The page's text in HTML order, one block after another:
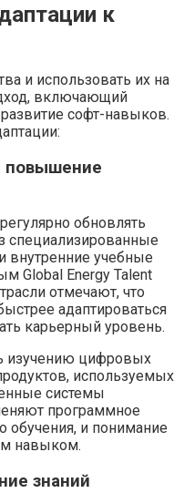
к
и использовать их на
включающий
софт-навыков.
повышение
обновлять
специализированные
внутренние учебные
Global Energy Talent
отмечают, что
адаптироваться
карьерный уровень.
изучению цифровых
используемых
системы
программное
обучения, и понимание
навыком.
знаний